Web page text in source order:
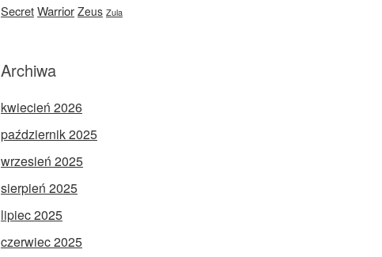
SecretWarrior Zeus Zula
Archiwa
kwiecień 2026
październik 2025
wrzesień 2025
sierpień 2025
lipiec 2025
czerwiec 2025